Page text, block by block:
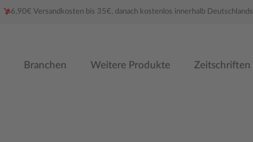
6,90€ Versandkosten bis 35€, danach kostenlos innerhalb Deutschlands
Branchen Weitere Produkte Zeitschriften